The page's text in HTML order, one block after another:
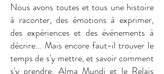
Nous avons toutes et tous une histoire
à raconter, des émotions à exprimer,
des expériences et des événements à
décrire... Mais encore faut-il trouver le
temps de s'y mettre, et savoir comment
s'y prendre. Alma Mundi et le Relais